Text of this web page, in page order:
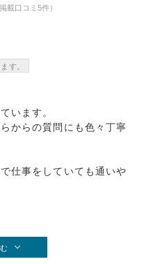
載口コミ5件）
す。
います。
からの質問にも色々丁寧
仕事をしていても通いや